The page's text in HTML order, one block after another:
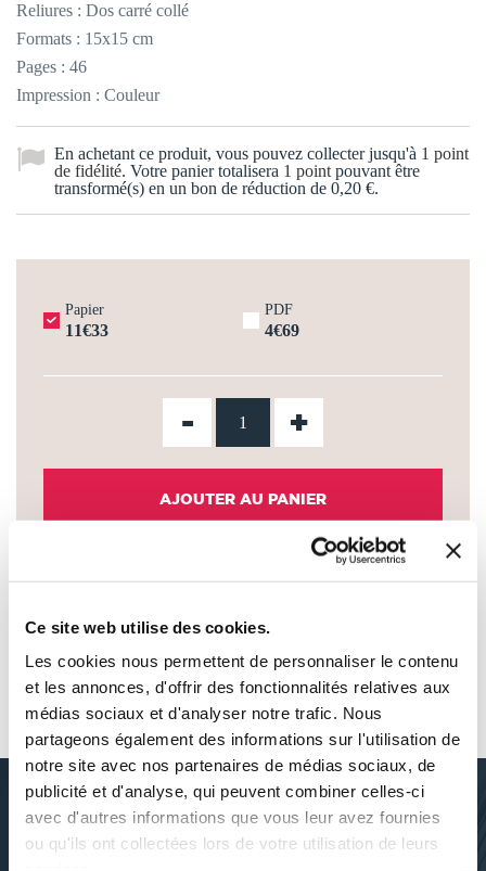
Ce site web utilise des cookies.
Les cookies nous permettent de personnaliser le contenu
et les annonces, d'offrir des fonctionnalités relatives aux
médias sociaux et d'analyser notre trafic. Nous
partageons également des informations sur l'utilisation de
notre site avec nos partenaires de médias sociaux, de
publicité et d'analyse, qui peuvent combiner celles-ci
avec d'autres informations que vous leur avez fournies
ou qu'ils ont collectées lors de votre utilisation de leurs
Reliures : Dos carré collé
Formats : 15x15 cm
Pages : 46
Impression : Couleur
En achetant ce produit, vous pouvez collecter jusqu'à 1 point
de fidélité. Votre panier totalisera 1 point pouvant être
transformé(s) en un bon de réduction de 0,20 €.
Papier
11€33
PDF
4€69
- +
AJOUTER AU PANIER
AJOUTER À MA LISTE D'ENVIES
AUTOUR DE GÉRALDINE DUBOIS
DÉCOUVRIR GÉRALDINE